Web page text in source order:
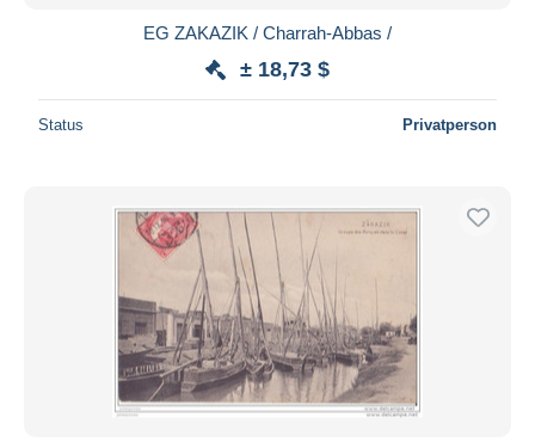
EG ZAKAZIK / Charrah-Abbas /
± 18,73 $
Status Privatperson